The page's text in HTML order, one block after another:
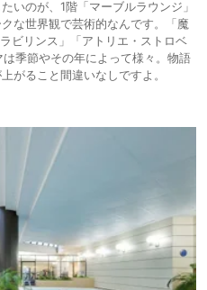
いのが、1階「マーブルラウンジ」
な世界観で芸術的なんです。「魔
ビリンス」「アトリエ・ストロベ
季節やその年によって様々。物語
がること間違いなしですよ。